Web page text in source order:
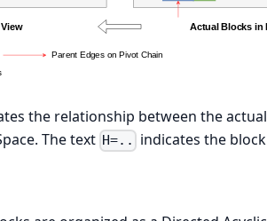
the relationship between the
The text H=.. indicates the